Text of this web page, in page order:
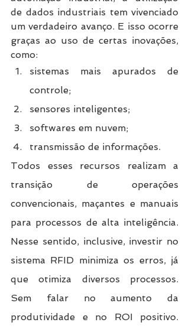
de dados industriais tem vivenciado
um verdadeiro avanço. E isso ocorre
graças ao uso de certas inovações,
como:
sistemas mais apurados de
controle;
sensores inteligentes;
softwares em nuvem;
transmissão de informações.
Todos esses recursos realizam a
transição de operações
convencionais, maçantes e manuais
para processos de alta inteligência.
Nesse sentido, inclusive, investir no
sistema RFID minimiza os erros, já
que otimiza diversos processos.
Sem falar no aumento da
produtividade e no ROI positivo.